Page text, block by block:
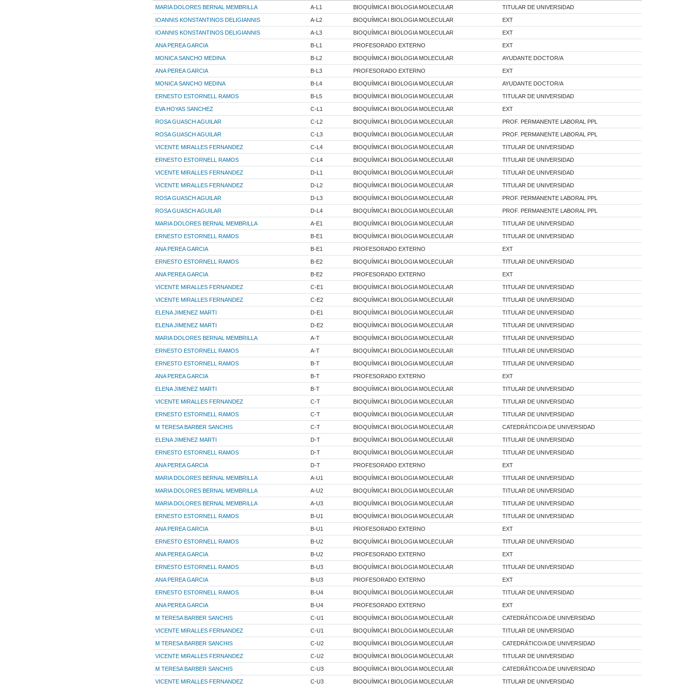
MARIA DOLORES BERNAL MEMBRILLA
A-L1 BIOQUÍMICA I BIOLOGIA MOLECULAR TITULAR DE UNIVERSIDAD
IOANNIS KONSTANTINOS DELIGIANNIS A-L2 BIOQUÍMICA I BIOLOGIA MOLECULAR EXT
IOANNIS KONSTANTINOS DELIGIANNIS A-L3 BIOQUÍMICA I BIOLOGIA MOLECULAR EXT
ANA PEREA GARCIA B-L1 PROFESORADO EXTERNO EXT
MONICA SANCHO MEDINA B-L2 BIOQUÍMICA I BIOLOGIA MOLECULAR AYUDANTE DOCTOR/A
ANA PEREA GARCIA B-L3 PROFESORADO EXTERNO EXT
MONICA SANCHO MEDINA B-L4 BIOQUÍMICA I BIOLOGIA MOLECULAR AYUDANTE DOCTOR/A
ERNESTO ESTORNELL RAMOS B-L5 BIOQUÍMICA I BIOLOGIA MOLECULAR TITULAR DE UNIVERSIDAD
EVA HOYAS SANCHEZ C-L1 BIOQUÍMICA I BIOLOGIA MOLECULAR EXT
ROSA GUASCH AGUILAR C-L2 BIOQUÍMICA I BIOLOGIA MOLECULAR PROF. PERMANENTE LABORAL PPL
ROSA GUASCH AGUILAR C-L3 BIOQUÍMICA I BIOLOGIA MOLECULAR PROF. PERMANENTE LABORAL PPL
VICENTE MIRALLES FERNANDEZ C-L4 BIOQUÍMICA I BIOLOGIA MOLECULAR TITULAR DE UNIVERSIDAD
ERNESTO ESTORNELL RAMOS C-L4 BIOQUÍMICA I BIOLOGIA MOLECULAR TITULAR DE UNIVERSIDAD
VICENTE MIRALLES FERNANDEZ D-L1 BIOQUÍMICA I BIOLOGIA MOLECULAR TITULAR DE UNIVERSIDAD
VICENTE MIRALLES FERNANDEZ D-L2 BIOQUÍMICA I BIOLOGIA MOLECULAR TITULAR DE UNIVERSIDAD
ROSA GUASCH AGUILAR D-L3 BIOQUÍMICA I BIOLOGIA MOLECULAR PROF. PERMANENTE LABORAL PPL
ROSA GUASCH AGUILAR D-L4 BIOQUÍMICA I BIOLOGIA MOLECULAR PROF. PERMANENTE LABORAL PPL
MARIA DOLORES BERNAL MEMBRILLA A-E1 BIOQUÍMICA I BIOLOGIA MOLECULAR TITULAR DE UNIVERSIDAD
ERNESTO ESTORNELL RAMOS B-E1 BIOQUÍMICA I BIOLOGIA MOLECULAR TITULAR DE UNIVERSIDAD
ANA PEREA GARCIA B-E1 PROFESORADO EXTERNO EXT
ERNESTO ESTORNELL RAMOS B-E2 BIOQUÍMICA I BIOLOGIA MOLECULAR TITULAR DE UNIVERSIDAD
ANA PEREA GARCIA B-E2 PROFESORADO EXTERNO EXT
VICENTE MIRALLES FERNANDEZ C-E1 BIOQUÍMICA I BIOLOGIA MOLECULAR TITULAR DE UNIVERSIDAD
VICENTE MIRALLES FERNANDEZ C-E2 BIOQUÍMICA I BIOLOGIA MOLECULAR TITULAR DE UNIVERSIDAD
ELENA JIMENEZ MARTI D-E1 BIOQUÍMICA I BIOLOGIA MOLECULAR TITULAR DE UNIVERSIDAD
ELENA JIMENEZ MARTI D-E2 BIOQUÍMICA I BIOLOGIA MOLECULAR TITULAR DE UNIVERSIDAD
MARIA DOLORES BERNAL MEMBRILLA A-T BIOQUÍMICA I BIOLOGIA MOLECULAR TITULAR DE UNIVERSIDAD
ERNESTO ESTORNELL RAMOS A-T BIOQUÍMICA I BIOLOGIA MOLECULAR TITULAR DE UNIVERSIDAD
ERNESTO ESTORNELL RAMOS B-T BIOQUÍMICA I BIOLOGIA MOLECULAR TITULAR DE UNIVERSIDAD
ANA PEREA GARCIA B-T PROFESORADO EXTERNO EXT
ELENA JIMENEZ MARTI B-T BIOQUÍMICA I BIOLOGIA MOLECULAR TITULAR DE UNIVERSIDAD
VICENTE MIRALLES FERNANDEZ C-T BIOQUÍMICA I BIOLOGIA MOLECULAR TITULAR DE UNIVERSIDAD
ERNESTO ESTORNELL RAMOS C-T BIOQUÍMICA I BIOLOGIA MOLECULAR TITULAR DE UNIVERSIDAD
M TERESA BARBER SANCHIS C-T BIOQUÍMICA I BIOLOGIA MOLECULAR CATEDRÁTICO/A DE UNIVERSIDAD
ELENA JIMENEZ MARTI D-T BIOQUÍMICA I BIOLOGIA MOLECULAR TITULAR DE UNIVERSIDAD
ERNESTO ESTORNELL RAMOS D-T BIOQUÍMICA I BIOLOGIA MOLECULAR TITULAR DE UNIVERSIDAD
ANA PEREA GARCIA D-T PROFESORADO EXTERNO EXT
MARIA DOLORES BERNAL MEMBRILLA A-U1 BIOQUÍMICA I BIOLOGIA MOLECULAR TITULAR DE UNIVERSIDAD
MARIA DOLORES BERNAL MEMBRILLA A-U2 BIOQUÍMICA I BIOLOGIA MOLECULAR TITULAR DE UNIVERSIDAD
MARIA DOLORES BERNAL MEMBRILLA A-U3 BIOQUÍMICA I BIOLOGIA MOLECULAR TITULAR DE UNIVERSIDAD
ERNESTO ESTORNELL RAMOS B-U1 BIOQUÍMICA I BIOLOGIA MOLECULAR TITULAR DE UNIVERSIDAD
ANA PEREA GARCIA B-U1 PROFESORADO EXTERNO EXT
ERNESTO ESTORNELL RAMOS B-U2 BIOQUÍMICA I BIOLOGIA MOLECULAR TITULAR DE UNIVERSIDAD
ANA PEREA GARCIA B-U2 PROFESORADO EXTERNO EXT
ERNESTO ESTORNELL RAMOS B-U3 BIOQUÍMICA I BIOLOGIA MOLECULAR TITULAR DE UNIVERSIDAD
ANA PEREA GARCIA B-U3 PROFESORADO EXTERNO EXT
ERNESTO ESTORNELL RAMOS B-U4 BIOQUÍMICA I BIOLOGIA MOLECULAR TITULAR DE UNIVERSIDAD
ANA PEREA GARCIA B-U4 PROFESORADO EXTERNO EXT
M TERESA BARBER SANCHIS C-U1 BIOQUÍMICA I BIOLOGIA MOLECULAR CATEDRÁTICO/A DE UNIVERSIDAD
VICENTE MIRALLES FERNANDEZ C-U1 BIOQUÍMICA I BIOLOGIA MOLECULAR TITULAR DE UNIVERSIDAD
M TERESA BARBER SANCHIS C-U2 BIOQUÍMICA I BIOLOGIA MOLECULAR CATEDRÁTICO/A DE UNIVERSIDAD
VICENTE MIRALLES FERNANDEZ C-U2 BIOQUÍMICA I BIOLOGIA MOLECULAR TITULAR DE UNIVERSIDAD
M TERESA BARBER SANCHIS C-U3 BIOQUÍMICA I BIOLOGIA MOLECULAR CATEDRÁTICO/A DE UNIVERSIDAD
VICENTE MIRALLES FERNANDEZ C-U3 BIOQUÍMICA I BIOLOGIA MOLECULAR TITULAR DE UNIVERSIDAD